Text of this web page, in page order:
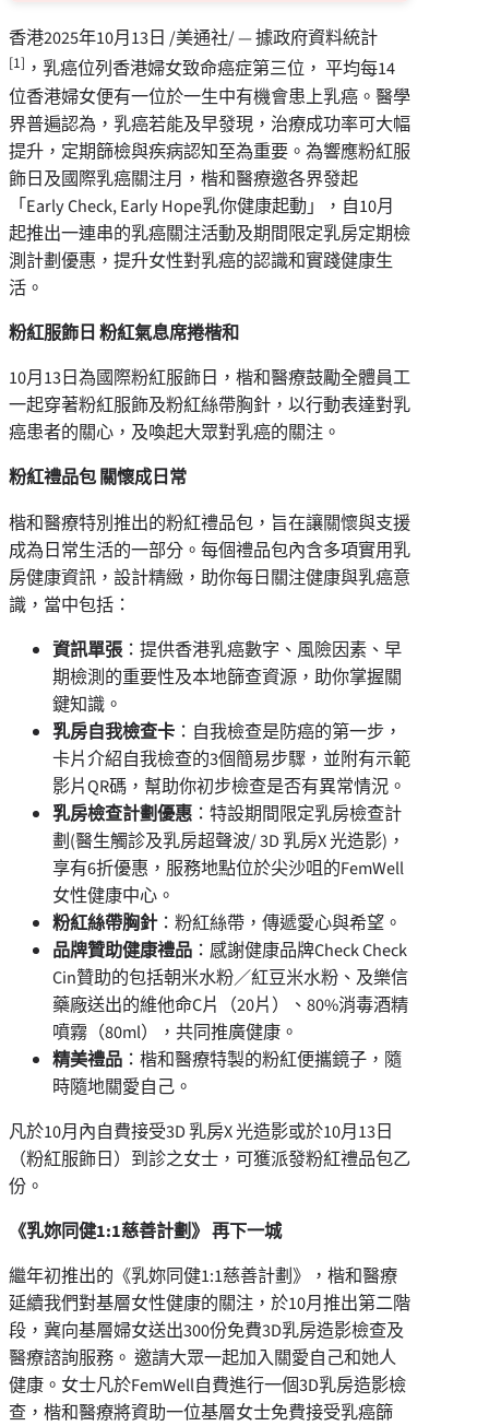
香港2025年10月13日 /美通社/ — 據政府資料統計
[1] ，乳癌位列香港婦女致命癌症第三位， 平均每14
位香港婦女便有一位於一生中有機會患上乳癌。醫學
界普遍認為，乳癌若能及早發現，治療成功率可大幅
提升，定期篩檢與疾病認知至為重要。為響應粉紅服
飾日及國際乳癌關注月，楷和醫療邀各界發起
「Early Check, Early Hope乳你健康起動」，自10月
起推出一連串的乳癌關注活動及期間限定乳房定期檢
測計劃優惠，提升女性對乳癌的認識和實踐健康生
活。
粉紅服飾日 粉紅氣息席捲楷和
10月13日為國際粉紅服飾日，楷和醫療鼓勵全體員工
一起穿著粉紅服飾及粉紅絲帶胸針，以行動表達對乳
癌患者的關心，及喚起大眾對乳癌的關注。
粉紅禮品包 關懷成日常
楷和醫療特別推出的粉紅禮品包，旨在讓關懷與支援
成為日常生活的一部分。每個禮品包內含多項實用乳
房健康資訊，設計精緻，助你每日關注健康與乳癌意
識，當中包括：
資訊單張：提供香港乳癌數字、風險因素、早
期檢測的重要性及本地篩查資源，助你掌握關
鍵知識。
乳房自我檢查卡 ：自我檢查是防癌的第一步，
卡片介紹自我檢查的3個簡易步驟，並附有示範
影片QR碼，幫助你初步檢查是否有異常情況。
乳房檢查計劃優惠 ：特設期間限定乳房檢查計
劃(醫生觸診及乳房超聲波/ 3D 乳房X 光造影)，
享有6折優惠，服務地點位於尖沙咀的FemWell
女性健康中心。
粉紅絲帶胸針：粉紅絲帶，傳遞愛心與希望。
品牌贊助健康禮品 ：感謝健康品牌Check Check
Cin贊助的包括朝米水粉／紅豆米水粉、及樂信
藥廠送出的維他命C片（20片）、80%消毒酒精
噴霧（80ml），共同推廣健康。
精美禮品 ：楷和醫療特製的粉紅便攜鏡子，隨
時隨地關愛自己。
凡於10月內自費接受3D 乳房X 光造影或於10月13日
（粉紅服飾日）到診之女士，可獲派發粉紅禮品包乙
份。
《乳妳同健1:1慈善計劃》 再下一城
繼年初推出的《乳妳同健1:1慈善計劃》，楷和醫療
延續我們對基層女性健康的關注，於10月推出第二階
段，冀向基層婦女送出300份免費3D乳房造影檢查及
醫療諮詢服務。 邀請大眾一起加入關愛自己和她人
健康。女士凡於FemWell自費進行一個3D乳房造影檢
查，楷和醫療將資助一位基層女士免費接受乳癌篩